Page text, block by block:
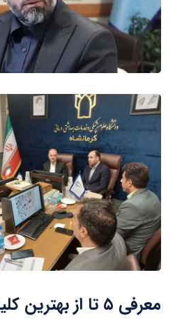
معرفی ۵ تا از بهترین کلینیک‌های پوست تهران